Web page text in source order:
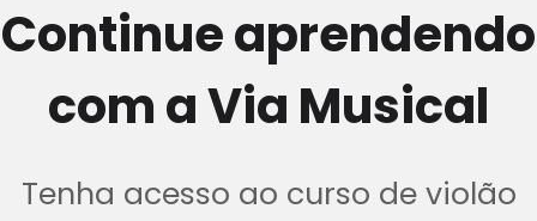
Continue aprendendo
com a Via Musical
Tenha acesso ao curso de violão